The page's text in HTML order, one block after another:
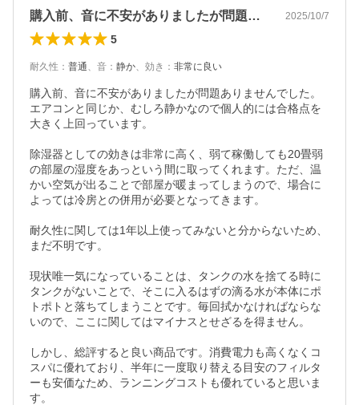
購入前、音に不安がありましたが問題あり… 2025/10/7
5
耐久性 ： 普通、 音 ： 静か、 効き ： 非常に良い
購入前、音に不安がありましたが問題ありませんでした。
エアコンと同じか、むしろ静かなので個人的には合格点を
大きく上回っています。
除湿器としての効きは非常に高く、弱て稼働しても20畳弱
の部屋の湿度をあっという間に取ってくれます。ただ、温
かい空気が出ることで部屋が暖まってしまうので、場合に
よっては冷房との併用が必要となってきます。
耐久性に関しては1年以上使ってみないと分からないため、
まだ不明です。
現状唯一気になっていることは、タンクの水を捨てる時に
タンクがないことで、そこに入るはずの滴る水が本体にポ
トポトと落ちてしまうことです。毎回拭かなければならな
いので、ここに関してはマイナスとせざるを得ません。
しかし、総評すると良い商品です。消費電力も高くなくコ
スパに優れており、半年に一度取り替える目安のフィルタ
ーも安価なため、ランニングコストも優れていると思いま
す。